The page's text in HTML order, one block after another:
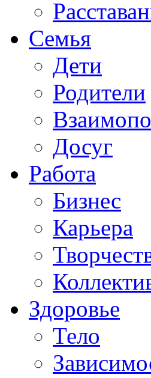
Семья
Дети
Родители
Досуг
Работа
Бизнес
Карьера
Здоровье
Тело